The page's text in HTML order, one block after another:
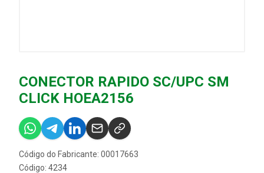
CONECTOR RAPIDO SC/UPC SM
CLICK HOEA2156
Código do Fabricante: 00017663
Código: 4234